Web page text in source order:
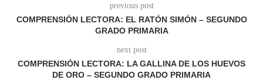
previous post
COMPRENSIÓN LECTORA: EL RATÓN SIMÓN – SEGUNDO
GRADO PRIMARIA
next post
COMPRENSIÓN LECTORA: LA GALLINA DE LOS HUEVOS
DE ORO – SEGUNDO GRADO PRIMARIA